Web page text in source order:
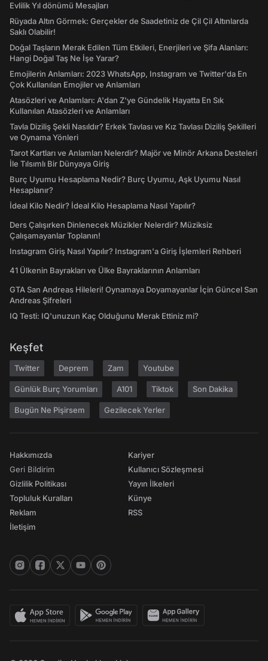
Evlilik Yıl dönümü Mesajları
Rüyada Altın Görmek: Gerçekler de Saadetiniz de Çil Çil Altınlarda
Saklı Olabilir!
Doğal Taşların Merak Edilen Tüm Etkileri, Enerjileri ve Şifa Alanları:
Hangi Doğal Taş Ne İşe Yarar?
Emojilerin Anlamları: 2023 WhatsApp, Instagram ve Twitter'da En
Çok Kullanılan Emojiler ve Anlamları
Atasözleri ve Anlamları: A'dan Z'ye Gündelik Hayatta En Sık
Kullanılan Atasözleri ve Anlamları
Tavla Diziliş Şekli Nasıldır? Erkek Tavlası ve Kız Tavlası Diziliş Şekilleri
ve Oynama Yönleri
Tarot Kartları ve Anlamları Nelerdir? Majör ve Minör Arkana Desteleri
İle Tılsımlı Bir Dünyaya Giriş
Burç Uyumu Hesaplama Nedir? Burç Uyumu, Aşk Uyumu Nasıl
Hesaplanır?
İdeal Kilo Nedir? İdeal Kilo Hesaplama Nasıl Yapılır?
Ders Çalışırken Dinlenecek Müzikler Nelerdir? Müziksiz
Çalışamayanlar Toplanın!
Instagram Giriş Nasıl Yapılır? Instagram'a Giriş İşlemleri Rehberi
41 Ülkenin Bayrakları ve Ülke Bayraklarının Anlamları
GTA San Andreas Hileleri! Oynamaya Doyamayanlar İçin Güncel San
Andreas Şifreleri
IQ Testi: IQ'unuzun Kaç Olduğunu Merak Ettiniz mi?
Keşfet
Twitter Deprem Zam Youtube
Günlük Burç Yorumları A101 Tiktok Son Dakika
Bugün Ne Pişirsem Gezilecek Yerler
Hakkımızda
Geri Bildirim
Gizlilik Politikası
Topluluk Kuralları
Reklam
İletişim
Kariyer
Kullanıcı Sözleşmesi
Yayın İlkeleri
Künye
RSS